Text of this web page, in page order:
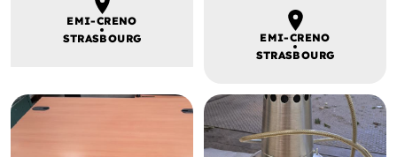
EMI-CRENO
STRASBOURG
EMI-CRENO
STRASBOURG